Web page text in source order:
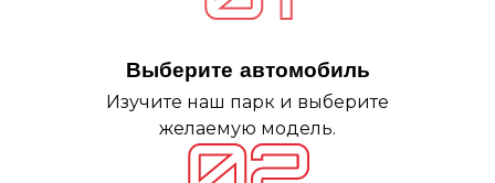
Выберите автомобиль
Изучите наш парк и выберите
желаемую модель.